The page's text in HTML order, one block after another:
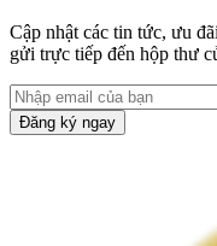
Cập nhật các tin tức, ưu
gửi trực tiếp đến hộp thư
Đăng ký ngay